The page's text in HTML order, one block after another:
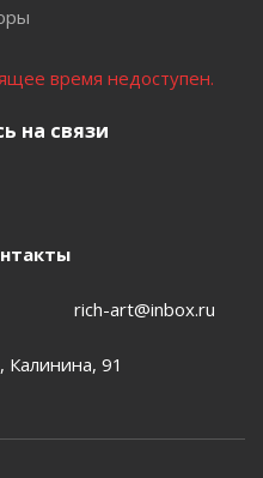
время недоступен.
на связи
rich-art@inbox.ru
Калинина, 91